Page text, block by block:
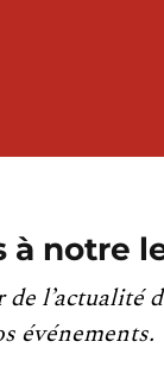
à notre
l’actualité
événements.